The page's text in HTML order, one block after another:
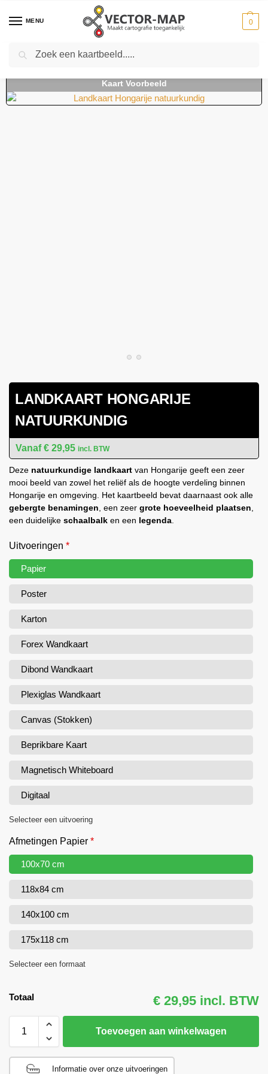
MENU 0
Home Kaarten - Landkaarten
LANDKAART HONGARIJE
NATUURKUNDIG
€ 29,95 incl. BTW
Deze natuurkundige landkaart van Hongarije geeft een zeer
mooi beeld van zowel het reliëf als de hoogte verdeling binnen
Hongarije en omgeving. Het kaartbeeld bevat daarnaast ook alle
gebergte benamingen , een zeer grote hoeveelheid plaatsen
een duidelijke schaalbalk en een legenda
Uitvoeringen *
Papier
Poster
Karton
Forex Wandkaart
Dibond Wandkaart
Plexiglas Wandkaart
Canvas (Stokken)
Beprikbare Kaart
Magnetisch Whiteboard
Digitaal
Selecteer een uitvoering
Afmetingen Papier *
100x70 cm
118x84 cm
140x100 cm
175x118 cm
Selecteer een formaat
Totaal € 29,95 incl. BTW
Toevoegen aan winkelwagen
Informatie over onze uitvoeringen